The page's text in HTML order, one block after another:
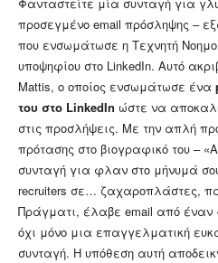
Φανταστείτε μία συνταγή για
προσεγμένο email πρόσληψης –
που ενσωμάτωσε η Τεχνητή
υποψηφίου στο LinkedIn. Αυτό
Mattis, ο οποίος ενσωμάτωσε ένα
του στο LinkedIn ώστε να
στις προσλήψεις. Με την απλή
πρότασης στο βιογραφικό του –
συνταγή για φλαν στο μήνυμά
recruiters σε… ζαχαροπλάστες,
Πράγματι, έλαβε email από έναν
όχι μόνο μια επαγγελματική
συνταγή. Η υπόθεση αυτή